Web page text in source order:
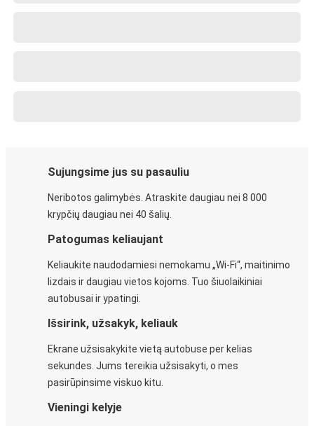
Sujungsime jus su pasauliu
Neribotos galimybės. Atraskite daugiau nei 8 000
krypčių daugiau nei 40 šalių.
Patogumas keliaujant
Keliaukite naudodamiesi nemokamu „Wi-Fi“, maitinimo
lizdais ir daugiau vietos kojoms. Tuo šiuolaikiniai
autobusai ir ypatingi.
Išsirink, užsakyk, keliauk
Ekrane užsisakykite vietą autobuse per kelias
sekundes. Jums tereikia užsisakyti, o mes
pasirūpinsime viskuo kitu.
Vieningi kelyje